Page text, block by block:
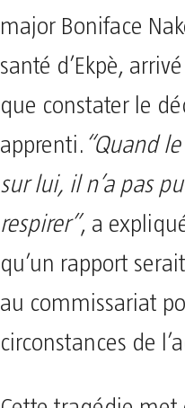
major Boniface
santé d’Ekpè,
que constater le
apprenti. “Quand
sur lui, il n’a pas
respirer”, a
qu’un rapport
au commissariat
circonstances de